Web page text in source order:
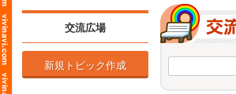
交流広場
新規トピック作成